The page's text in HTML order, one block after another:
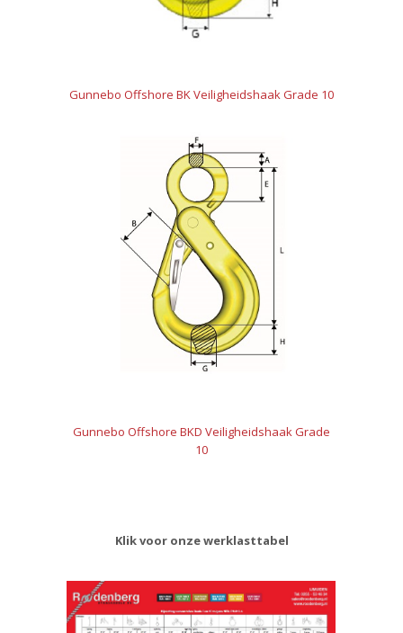
Gunnebo Offshore BK Veiligheidshaak Grade 10
Gunnebo Offshore BKD Veiligheidshaak Grade
10
Klik voor onze werklasttabel